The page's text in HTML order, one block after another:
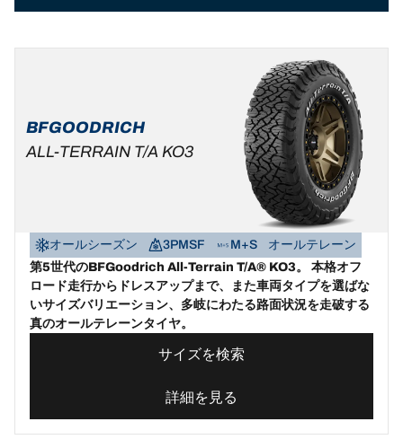
BFGOODRICH
ALL-TERRAIN T/A KO3
オールシーズン 3PMSF M+S
オールテレーン
第5世代のBFGoodrich All-Terrain T/A® KO3。 本格オフ
ロード走行からドレスアップまで、また車両タイプを選ばな
いサイズバリエーション、多岐にわたる路面状況を走破する
真のオールテレーンタイヤ。
サイズを検索
詳細を見る